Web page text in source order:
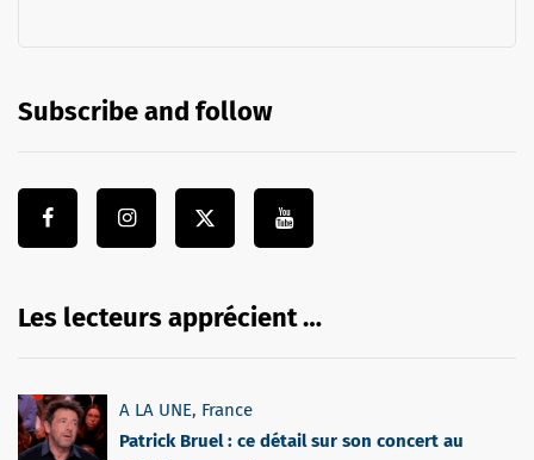
Subscribe and follow
Les lecteurs apprécient …
A LA UNE, France
Patrick Bruel : ce détail sur son concert au